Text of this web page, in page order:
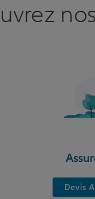
Devis